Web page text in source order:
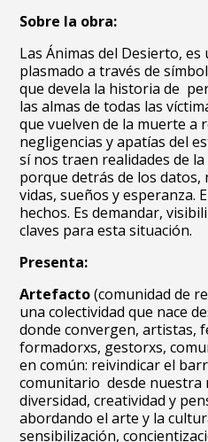
Sobre la obra:
Las Ánimas del Desierto,
plasmado a través de
que devela la historia de
las almas de todas las
que vuelven de la muerte a
negligencias y apatías del
sí nos traen realidades de
porque detrás de los
vidas, sueños y esperanza.
hechos. Es demandar,
claves para esta situación.
Presenta:
Artefacto(comunidad de
una colectividad que nace
donde convergen, artistas,
formadorxs, gestorxs,
en común: reivindicar el
comunitario desde nuestra
diversidad, creatividad y
abordando el arte y la
sensibilización,